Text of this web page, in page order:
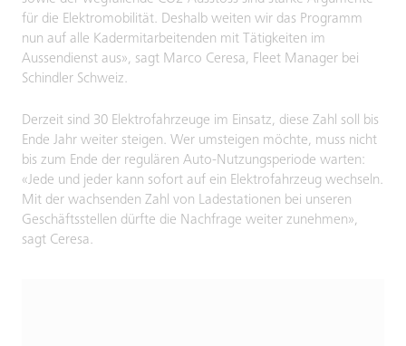
für die Elektromobilität. Deshalb weiten wir das Programm
nun auf alle Kadermitarbeitenden mit Tätigkeiten im
Aussendienst aus», sagt Marco Ceresa, Fleet Manager bei
Schindler Schweiz.
Derzeit sind 30 Elektrofahrzeuge im Einsatz, diese Zahl soll bis
Ende Jahr weiter steigen. Wer umsteigen möchte, muss nicht
bis zum Ende der regulären Auto-Nutzungsperiode warten:
«Jede und jeder kann sofort auf ein Elektrofahrzeug wechseln.
Mit der wachsenden Zahl von Ladestationen bei unseren
Geschäftsstellen dürfte die Nachfrage weiter zunehmen»,
sagt Ceresa.